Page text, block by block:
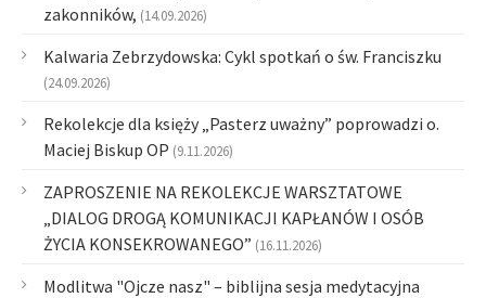
zakonników, (14.09.2026)
Kalwaria Zebrzydowska: Cykl spotkań o św. Franciszku
(24.09.2026)
Rekolekcje dla księży „Pasterz uważny” poprowadzi o.
Maciej Biskup OP (9.11.2026)
ZAPROSZENIE NA REKOLEKCJE WARSZTATOWE
„DIALOG DROGĄ KOMUNIKACJI KAPŁANÓW I OSÓB
ŻYCIA KONSEKROWANEGO” (16.11.2026)
Modlitwa "Ojcze nasz" – biblijna sesja medytacyjna